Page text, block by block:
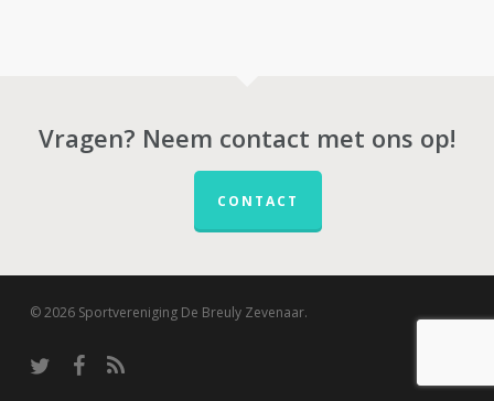
Vragen? Neem contact met ons op!
CONTACT
© 2026 Sportvereniging De Breuly Zevenaar.
twitter facebook
RSS